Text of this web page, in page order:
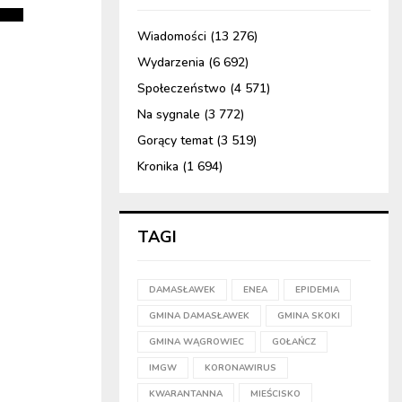
Wiadomości (13 276)
Wydarzenia (6 692)
Społeczeństwo (4 571)
Na sygnale (3 772)
Gorący temat(3 519)
Kronika (1 694)
TAGI
DAMASŁAWEK ENEA EPIDEMIA
GMINA DAMASŁAWEK GMINA SKOKI
GMINA WĄGROWIEC GOŁAŃCZ
IMGW KORONAWIRUS
KWARANTANNA MIEŚCISKO